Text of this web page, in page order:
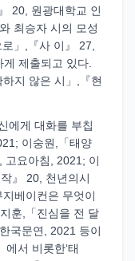
20, 원광대학교 인
최승자 시의 모성
」,『사 이』 27,
제출되고 있다.
지 않은 시」,『현
에게 대화를 부칩
이숭원,「태양
고요아침, 2021; 이
』 20, 천년의시
베이컨은 무엇이
훈,「진심을 전 달
국문연, 2021 등이
서 비롯한‘태